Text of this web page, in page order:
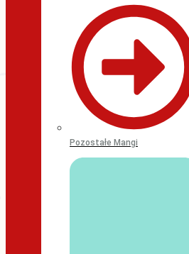
Pozostałe Mangi